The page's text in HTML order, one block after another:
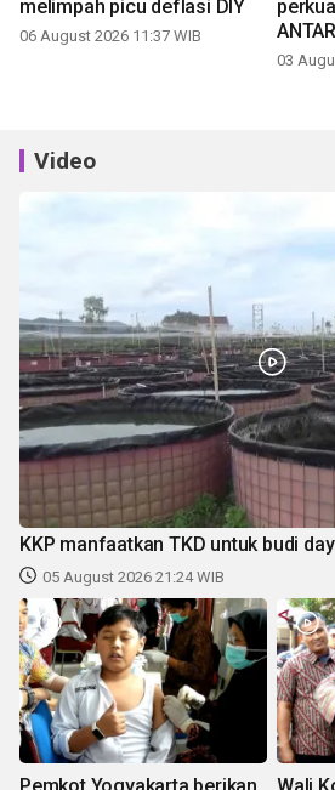
melimpah picu deflasi DIY
06 August 2026 11:37 WIB
03
Video
KKP manfaatkan TKD untuk budi
05 August 2026 21:24 WIB